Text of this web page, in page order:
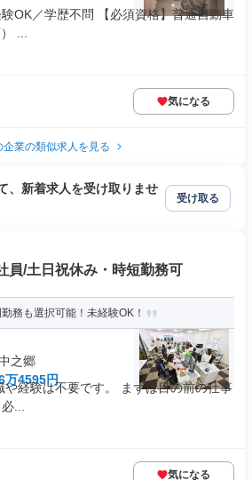
OK／学歴不問 【必須資格】普通自動車
...
気になる
企業の類似求人を見る
、新着求人を受け取りませ
受け取る
員/土日祝休み・時短勤務可
務も選択可能！未経験OK！
之郷
万4595円
や経験は不要です。 まずは目の前の仕事
...
気になる